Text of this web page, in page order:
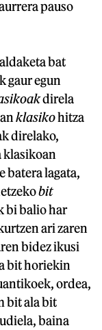
pauso
bat
gaur egun
direla
klasikohitza
direlako,
klasikoan
batera lagata,
bit
bi balio har
ari zaren
bidez ikusi
bit horiekin
ordea,
bit ala bit
baina